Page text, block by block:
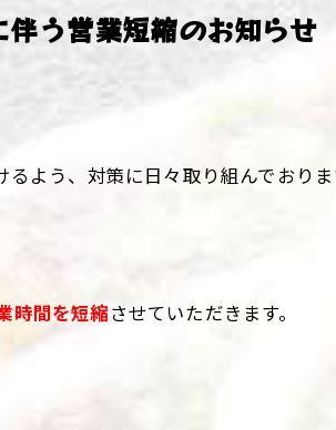
う営業短縮のお知らせ
よう、対策に日々取り組んでおりま
時間を短縮させていただきます。